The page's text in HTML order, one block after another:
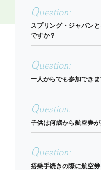
スプリング・ジャパン
ですか？
一人からでも参加できま
子供は何歳から航空券が
搭乗手続きの際に航空